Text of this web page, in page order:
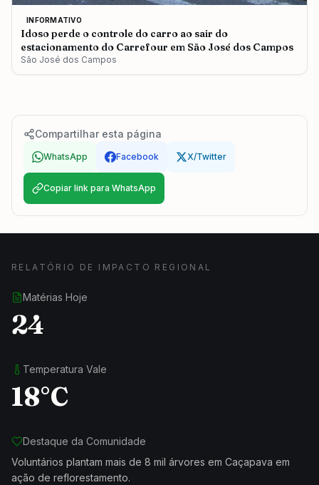
INFORMATIVO
Idoso perde o controle do carro ao sair do
estacionamento do Carrefour em São José dos Campos
São José dos Campos
Compartilhar esta página
WhatsApp Facebook X/Twitter
Copiar link para WhatsApp
RELATÓRIO DE IMPACTO REGIONAL
Matérias Hoje
24
Temperatura Vale
18°C
Destaque da Comunidade
Voluntários plantam mais de 8 mil árvores em Caçapava em
ação de reflorestamento.